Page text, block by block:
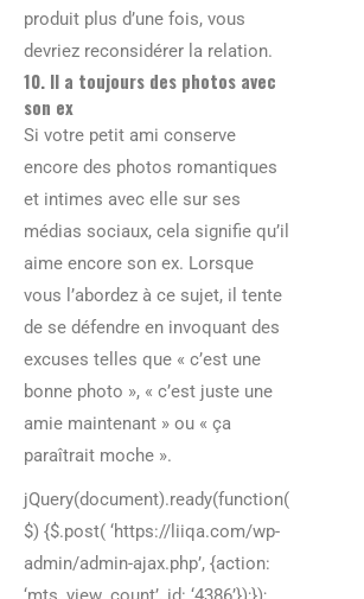
produit plus d’une fois, vous
devriez reconsidérer la relation.
10. Il a toujours des photos avec
son ex
Si votre petit ami conserve
encore des photos romantiques
et intimes avec elle sur ses
médias sociaux, cela signifie qu’il
aime encore son ex. Lorsque
vous l’abordez à ce sujet, il tente
de se défendre en invoquant des
excuses telles que « c’est une
bonne photo », « c’est juste une
amie maintenant » ou « ça
paraîtrait moche ».
jQuery(document).ready(function(
$) {$.post( ‘https://liiqa.com/wp-
admin/admin-ajax.php’, {action: